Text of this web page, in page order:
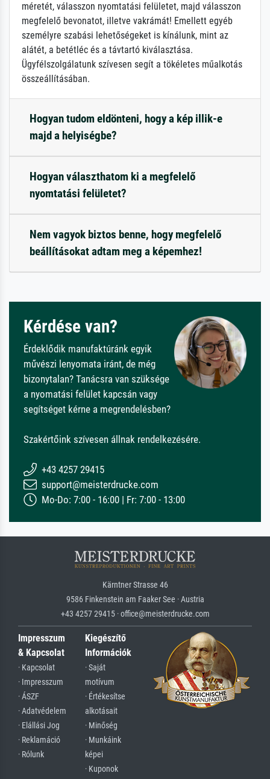
méretét, válasszon nyomtatási felületet, majd válasszon
megfelelő bevonatot, illetve vakrámát! Emellett egyéb
személyre szabási lehetőségeket is kínálunk, mint az
alátét, a betétléc és a távtartó kiválasztása.
Ügyfélszolgálatunk szívesen segít a tökéletes műalkotás
összeállításában.
Hogyan tudom eldönteni, hogy a kép illik-e
majd a helyiségbe?
Hogyan választhatom ki a megfelelő
nyomtatási felületet?
Nem vagyok biztos benne, hogy megfelelő
beállításokat adtam meg a képemhez!
Kérdése van?
Érdeklődik manufaktúránk egyik
művészi lenyomata iránt, de még
bizonytalan? Tanácsra van szüksége
a nyomatási felület kapcsán vagy
segítséget kérne a megrendelésben?
Szakértőink szívesen állnak rendelkezésére.
+43 4257 29415
support@meisterdrucke.com
Mo-Do: 7:00 - 16:00 | Fr: 7:00 - 13:00
Kärntner Strasse 46
9586 Finkenstein am Faaker See · Austria
+43 4257 29415 · office@meisterdrucke.com
Impresszum
& Kapcsolat
· Kapcsolat
· Impresszum
· ÁSZF
· Adatvédelem
· Elállási Jog
· Reklamáció
· Rólunk
Kiegészítő
Információk
· Saját
motívum
· Értékesítse
alkotásait
· Minőség
· Munkáink
képei
· Kuponok